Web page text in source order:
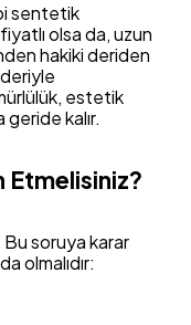
sentetik
olsa da, uzun
hakiki deriden
estetik
kalır.
Etmelisiniz?
Bu soruya karar
olmalıdır: